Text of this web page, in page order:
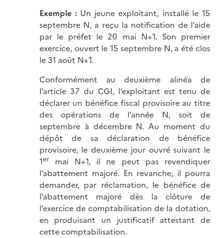
Exemple :Un jeune exploitant, installé le 15
septembre N, a reçu la notification de l’aide
par le préfet le 20 mai N+1. Son premier
exercice, ouvert le 15 septembre N, a été clos
le 31 août N+1.
Conformément au deuxième alinéa de
l’article 37 du CGI, l’exploitant est tenu de
déclarer un bénéfice fiscal provisoire au titre
des opérations de l’année N, soit de
septembre à décembre N. Au moment du
dépôt de sa déclaration de bénéfice
provisoire, le deuxième jour ouvré suivant le
1ermai N+1, il ne peut pas revendiquer
l’abattement majoré. En revanche, il pourra
demander, par réclamation, le bénéfice de
l’abattement majoré dès la clôture de
l’exercice de comptabilisation de la dotation,
en produisant un justificatif attestant de
cette comptabilisation.